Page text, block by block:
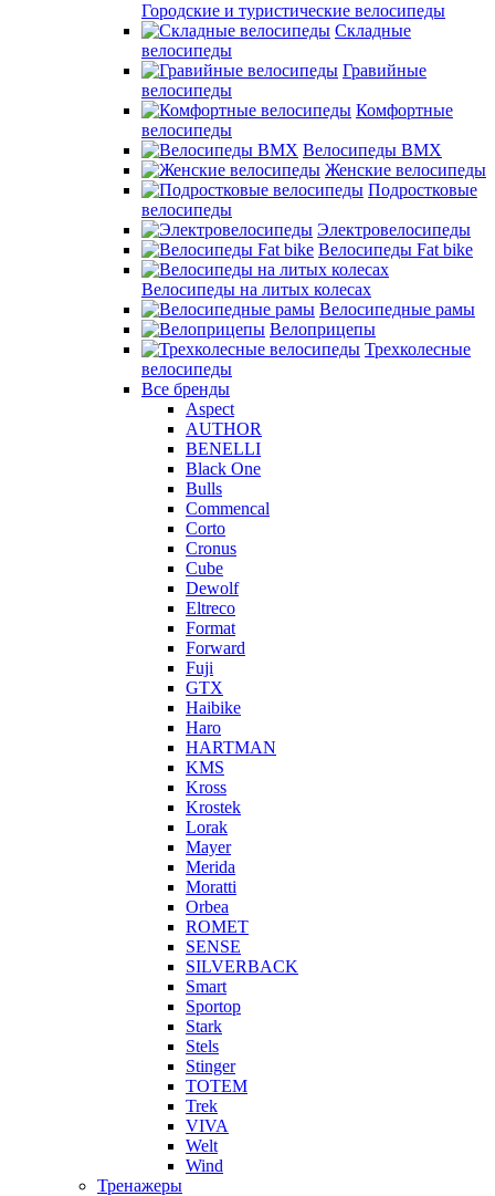
Городские и туристические велосипеды
Складные
велосипеды
Гравийные
велосипеды
Комфортные
велосипеды
Велосипеды BMX
Женские велосипеды
Подростковые
велосипеды
Электровелосипеды
Велосипеды Fat bike
Велосипеды на литых колесах
Велосипедные рамы
Велоприцепы
Трехколесные
велосипеды
Все бренды
Aspect
AUTHOR
BENELLI
Black One
Bulls
Commencal
Corto
Cronus
Cube
Dewolf
Eltreco
Format
Forward
Fuji
GTX
Haibike
Haro
HARTMAN
KMS
Kross
Krostek
Lorak
Mayer
Merida
Moratti
Orbea
ROMET
SENSE
SILVERBACK
Smart
Sportop
Stark
Stels
Stinger
TOTEM
Trek
VIVA
Welt
Wind
Тренажеры